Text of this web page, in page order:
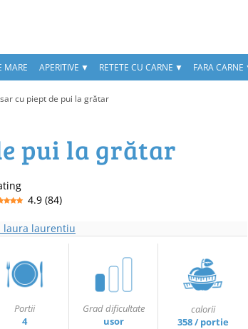
MARE APERITIVE RETETE CU CARNE FARA CARNE
cu piept de pui la grătar
pui la grătar
4.9 (84)
Portii
4
Grad dificultate
usor
calorii
358 / portie